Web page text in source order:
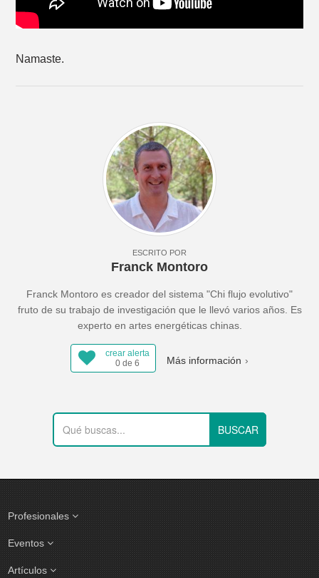
Namaste.
ESCRITO POR
Franck Montoro
Franck Montoro es creador del sistema "Chi flujo evolutivo"
fruto de su trabajo de investigación que le llevó varios años. Es
experto en artes energéticas chinas.
crear alerta
0 de 6
Más información
Profesionales
Eventos
Artículos